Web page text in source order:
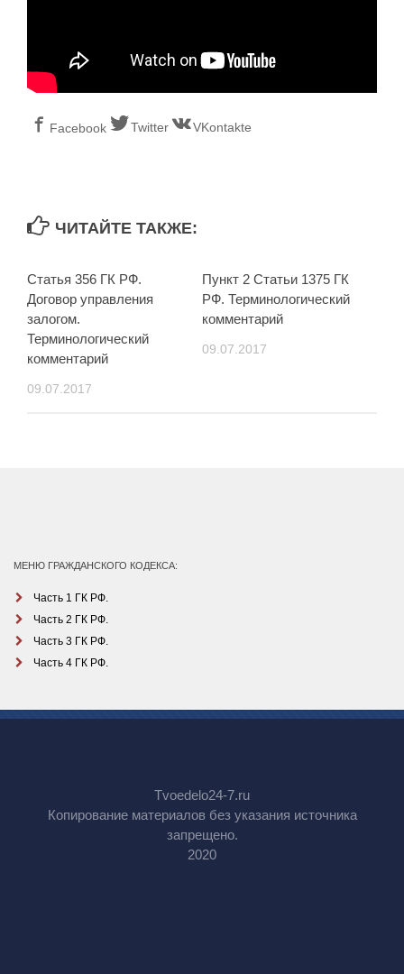
Facebook Twitter VKontakte
ЧИТАЙТЕ ТАКЖЕ:
Статья 356 ГК РФ.
Договор управления
залогом.
Терминологический
комментарий
09.07.2017
Пункт 2 Статьи 1375 ГК
РФ. Терминологический
комментарий
09.07.2017
МЕНЮ ГРАЖДАНСКОГО КОДЕКСА:
Часть 1 ГК РФ.
Часть 2 ГК РФ.
Часть 3 ГК РФ.
Часть 4 ГК РФ.
Tvoedelo24-7.ru
Копирование материалов без указания источника
запрещено.
2020